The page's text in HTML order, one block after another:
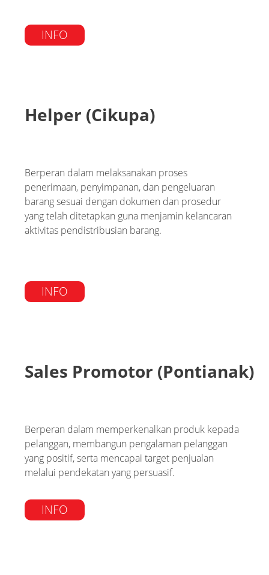
INFO
Helper (Cikupa)
Berperan dalam melaksanakan proses
penerimaan, penyimpanan, dan pengeluaran
barang sesuai dengan dokumen dan prosedur
yang telah ditetapkan guna menjamin kelancaran
aktivitas pendistribusian barang.
INFO
Sales Promotor (Pontianak)
Berperan dalam memperkenalkan produk kepada
pelanggan, membangun pengalaman pelanggan
yang positif, serta mencapai target penjualan
melalui pendekatan yang persuasif.
INFO